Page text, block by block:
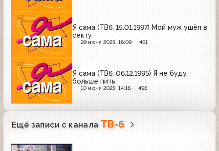
Я сама (ТВ6, 15.01.1997) Мой муж ушёл в
секту
29 июня 2025, 16:09 461
Я сама (ТВ6, 06.12.1995) Я не буду
больше пить
10 июня 2025, 14:16 496
Ещё записи с канала ТВ-6